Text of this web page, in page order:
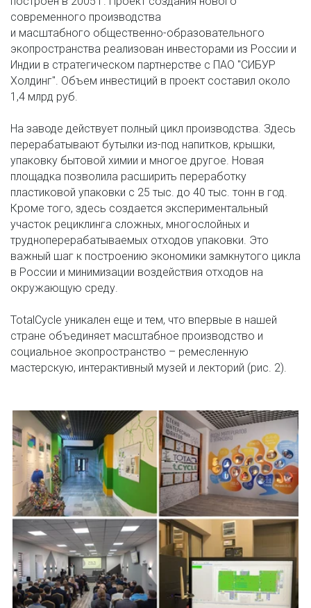
современного производства
и масштабного общественно-образовательного
экопространства реализован инвесторами из России и
Индии в стратегическом партнерстве с ПАО "СИБУР
Холдинг". Объем инвестиций в проект составил около
1,4 млрд руб.
На заводе действует полный цикл производства. Здесь
перерабатывают бутылки из-под напитков, крышки,
упаковку бытовой химии и многое другое. Новая
площадка позволила расширить переработку
пластиковой упаковки с 25 тыс. до 40 тыс. тонн в год.
Кроме того, здесь создается экспериментальный
участок рециклинга сложных, многослойных и
трудноперерабатываемых отходов упаковки. Это
важный шаг к построению экономики замкнутого цикла
в России и минимизации воздействия отходов на
окружающую среду.
TotalCycle уникален еще и тем, что впервые в нашей
стране объединяет масштабное производство и
социальное экопространство – ремесленную
мастерскую, интерактивный музей и лекторий (рис. 2).